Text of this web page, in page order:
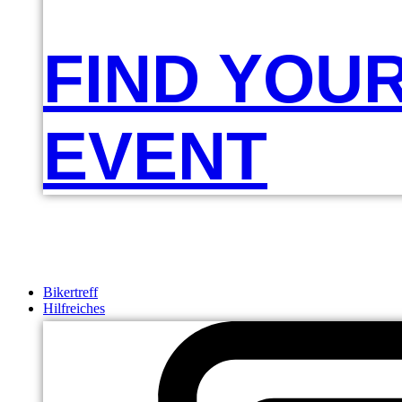
FIND
EVENT
Bikertreff
Hilfreiches